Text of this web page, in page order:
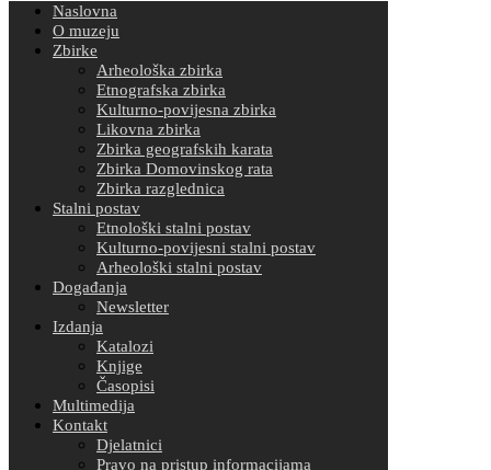
Naslovna
O muzeju
Zbirke
Arheološka zbirka
Etnografska zbirka
Kulturno-povijesna zbirka
Likovna zbirka
Zbirka geografskih karata
Zbirka Domovinskog rata
Zbirka razglednica
Stalni postav
Etnološki stalni postav
Kulturno-povijesni stalni postav
Arheološki stalni postav
Događanja
Newsletter
Izdanja
Katalozi
Knjige
Časopisi
Multimedija
Kontakt
Djelatnici
Pravo na pristup informacijama